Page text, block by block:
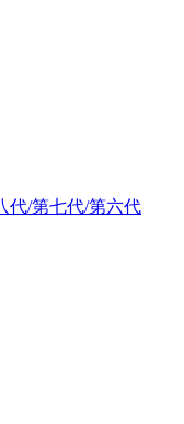
代/第七代/第六代